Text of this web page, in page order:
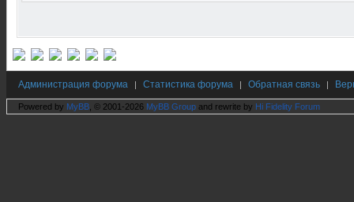
Администрация форума | Статистика форума | Обратная связь |
Powered by MyBB , © 2001-2026 MyBB Group and rewrite by Hi Fidelity Forum